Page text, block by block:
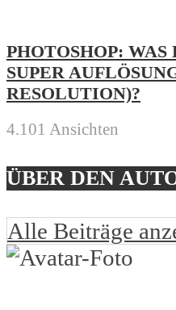
PHOTOSHOP:
SUPER
RESOLUTION)?
4.101 Ansichten
ÜBER DEN
Alle Beiträge